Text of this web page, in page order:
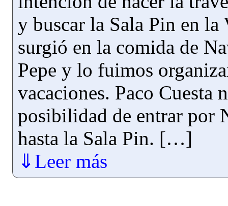
y buscar la Sala Pin en
surgió en la comida de
Pepe y lo fuimos
vacaciones. Paco Cuesta
posibilidad de entrar por
hasta la Sala Pin. […]
⇓Leer más